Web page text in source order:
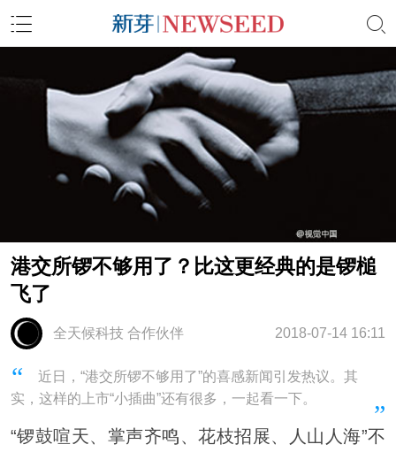
港交所锣不够用了？比这更经典的是锣槌
飞了
2018-07-14 16:11
全天候科技 合作伙伴
近日，“港交所锣不够用了”的喜感新闻引发热议。其
实，这样的上市“小插曲”还有很多，一起看一下。
“锣鼓喧天、掌声齐鸣、花枝招展、人山人海”不